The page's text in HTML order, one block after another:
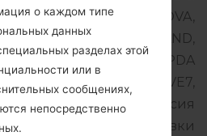
TELE2COMVIQ, 3, NOVA,
SIMINN, TELE REENLAND,
с версией PDA
CSC N986BOXM4FVE7,
Версия
данной прошивки
о каждом типе
данных
разделах этой
или в
сообщениях,
непосредственно